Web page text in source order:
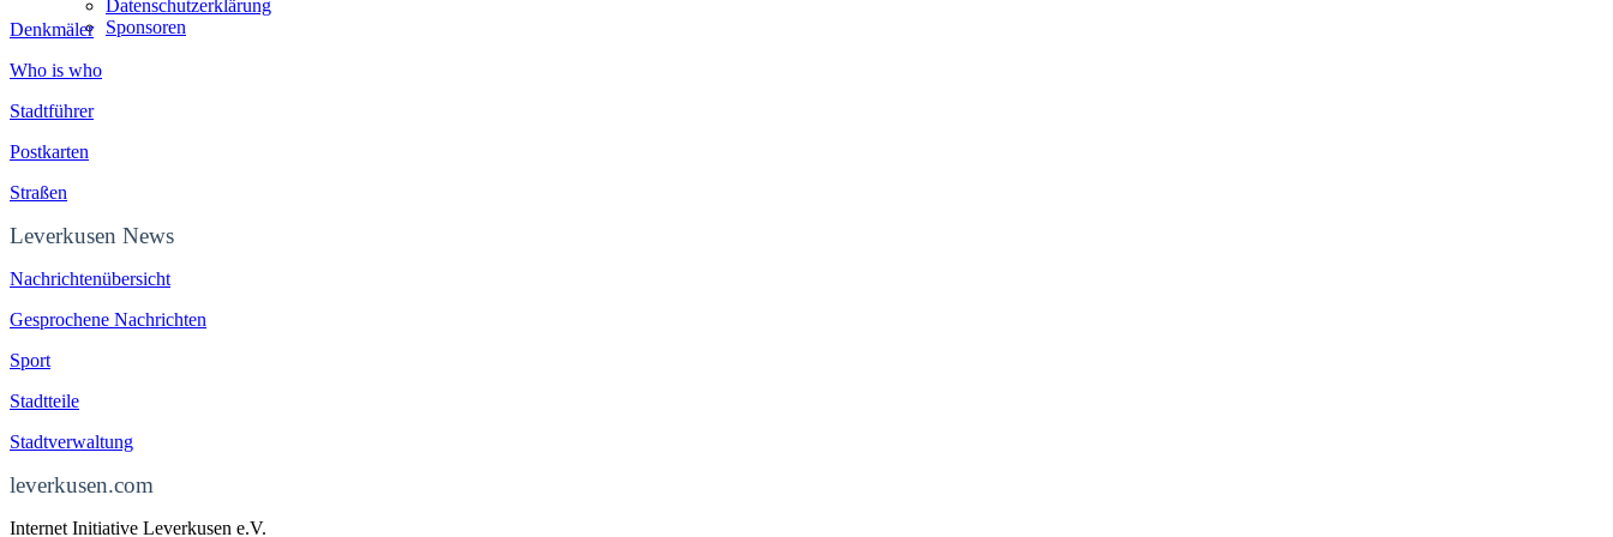
Datenschutzerklärung
Sponsoren
Denkmäler
Who is who
Stadtführer
Postkarten
Straßen
Leverkusen News
Nachrichtenübersicht
Gesprochene Nachrichten
Sport
Stadtteile
Stadtverwaltung
leverkusen.com
Internet Initiative Leverkusen e.V.